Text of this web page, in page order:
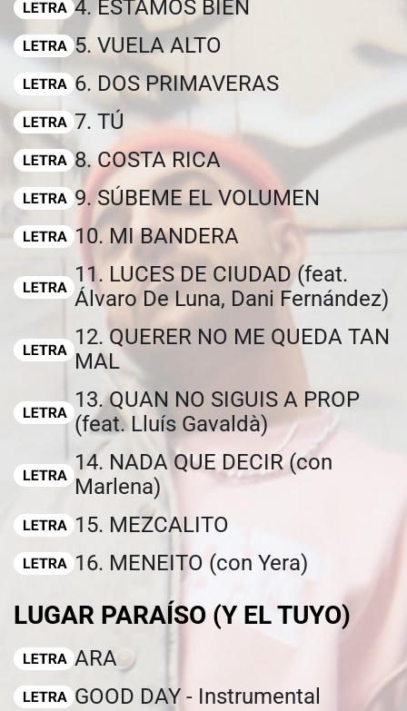
4. ESTAMOS BIEN
5. VUELA ALTO
6. DOS PRIMAVERAS
7. TÚ
8. COSTA RICA
9. SÚBEME EL VOLUMEN
10. MI BANDERA
11. LUCES DE CIUDAD (feat.
Álvaro De Luna, Dani Fernández)
12. QUERER NO ME QUEDA TAN
MAL
13. QUAN NO SIGUIS A PROP
(feat. Lluís Gavaldà)
14. NADA QUE DECIR (con
Marlena)
15. MEZCALITO
16. MENEITO (con Yera)
LUGAR PARAÍSO (Y EL TUYO)
ARA
GOOD DAY - Instrumental